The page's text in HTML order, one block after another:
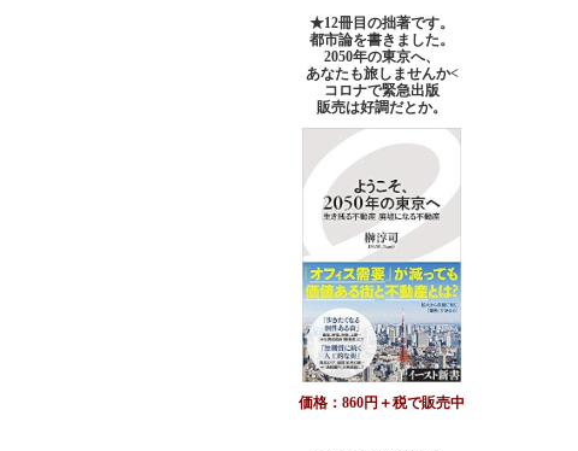
★12冊目の拙著です。
都市論を書きました。
2050年の東京へ、
あなたも旅しませんか<
コロナで緊急出版
販売は好調だとか。
価格：860円＋税で販売中